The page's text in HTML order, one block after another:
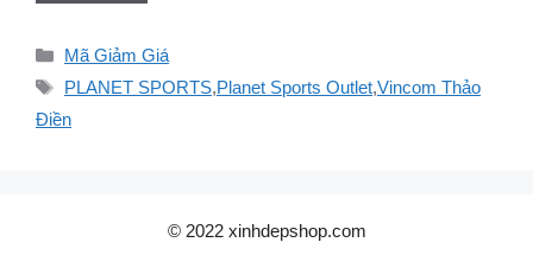
Danh
mục
Mã Giảm Giá
Thẻ
PLANET SPORTS,Planet Sports Outlet,Vincom Thảo
Điền
© 2022 xinhdepshop.com